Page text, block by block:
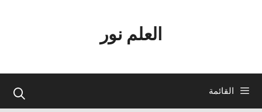
العلم نور
القائمة